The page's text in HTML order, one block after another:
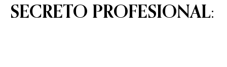
SECRETO PROFESIONAL: